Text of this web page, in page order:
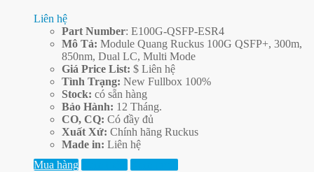
Liên hệ
Part Number: E100G-QSFP-ESR4
Mô Tả: Module Quang Ruckus 100G QSFP+, 300m,
850nm, Dual LC, Multi Mode
Giá Price List: $ Liên hệ
Tình Trạng: New Fullbox 100%
Stock: có sẵn hàng
Bảo Hành: 12 Tháng.
CO, CQ: Có đầy đủ
Xuất Xứ: Chính hãng Ruckus
Made in: Liên hệ
Mua hàng